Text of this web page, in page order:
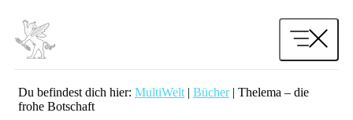
Inhalt
springen
Du befindest dich hier: MultiWelt | Bücher| Thelema – die
frohe Botschaft